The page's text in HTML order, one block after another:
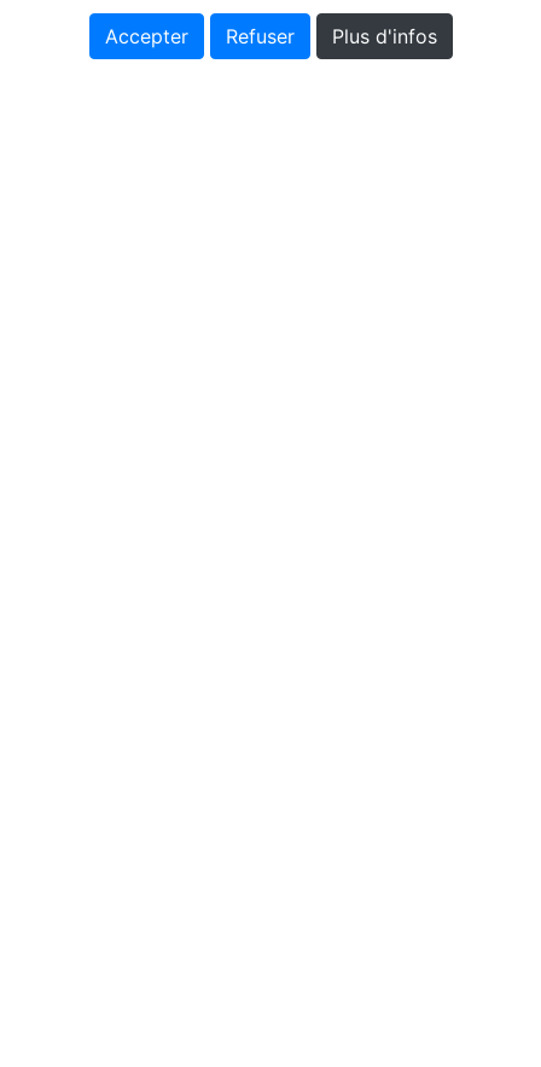
Accepter Refuser Plus d'infos